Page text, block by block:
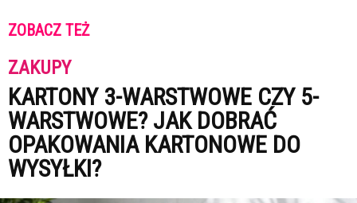
ZOBACZ TEŻ
ZAKUPY
KARTONY 3-WARSTWOWE CZY 5-
WARSTWOWE? JAK DOBRAĆ
OPAKOWANIA KARTONOWE DO
WYSYŁKI?